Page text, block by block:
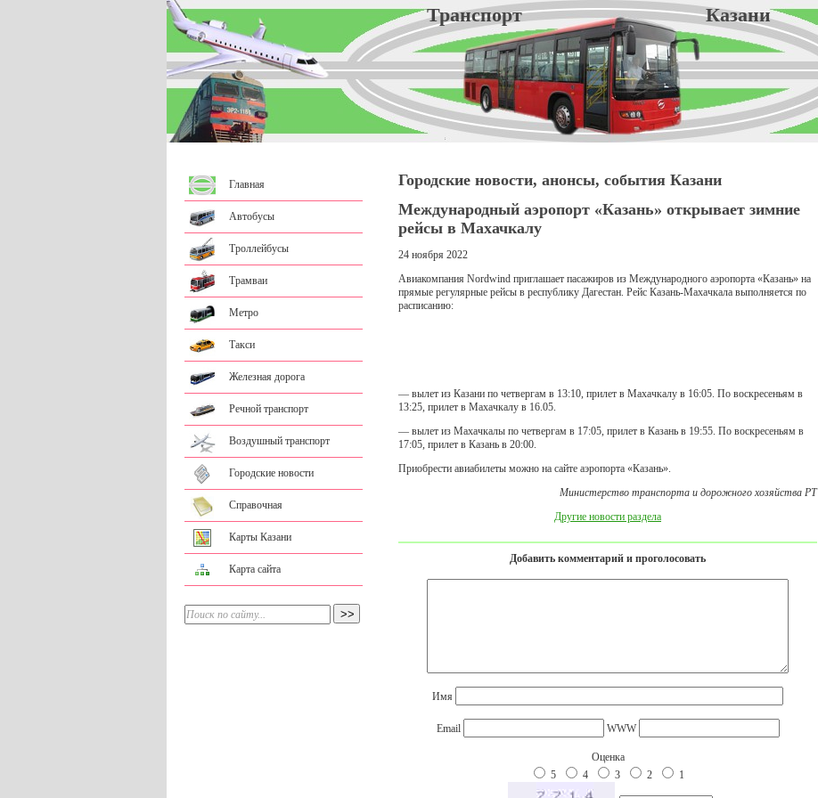
Транспорт Казани
Главная
Автобусы
Троллейбусы
Трамваи
Метро
Такси
Железная дорога
Речной транспорт
Воздушный транспорт
Городские новости
Справочная
Карты Казани
Карта сайта
Городские новости, анонсы, события Казани
Международный аэропорт «Казань» открывает зимние
рейсы в Махачкалу
24 ноября 2022
Авиакомпания Nordwind приглашает пасажиров из Международного аэропорта «Казань» на
прямые регулярные рейсы в республику Дагестан. Рейс Казань-Махачкала выполняется по
расписанию:
— вылет из Казани по четвергам в 13:10, прилет в Махачкалу в 16:05. По воскресеньям в
13:25, прилет в Махачкалу в 16.05.
— вылет из Махачкалы по четвергам в 17:05, прилет в Казань в 19:55. По воскресеньям в
17:05, прилет в Казань в 20:00.
Приобрести авиабилеты можно на сайте аэропорта «Казань».
Министерство транспорта и дорожного хозяйства РТ
Другие новости раздела
Добавить комментарий и проголосовать
Имя
Email WWW
Оценка
5
4 3 2 1